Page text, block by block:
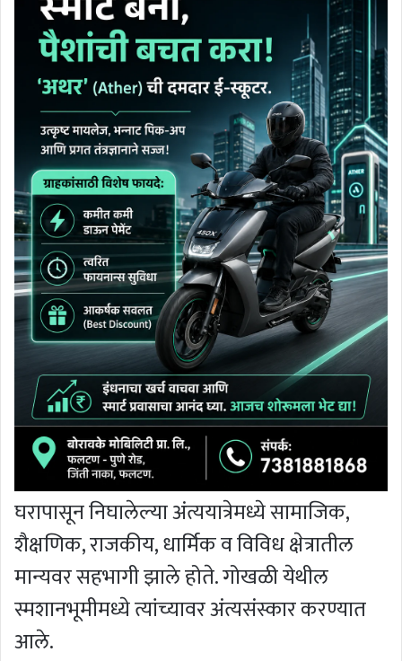
घरापासून निघालेल्या अंत्ययात्रेमध्ये सामाजिक,
शैक्षणिक, राजकीय, धार्मिक व विविध क्षेत्रातील
मान्यवर सहभागी झाले होते. गोखळी येथील
स्मशानभूमीमध्ये त्यांच्यावर अंत्यसंस्कार करण्यात
आले.